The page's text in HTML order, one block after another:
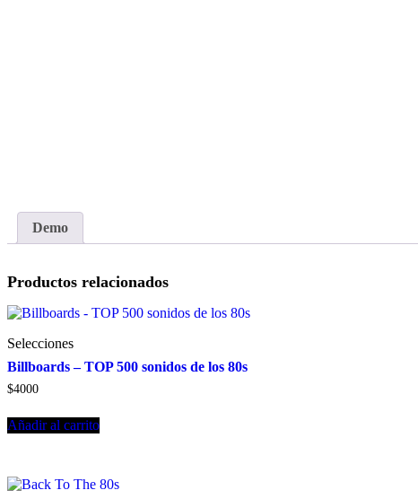
Demo
Productos relacionados
Selecciones
Billboards – TOP 500 sonidos de los 80s
$4000
Añadir al carrito